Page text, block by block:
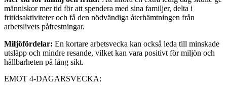
människor mer tid för att spendera med sina familjer, delta i
fritidsaktiviteter och få den nödvändiga återhämtningen från
arbetslivets påfrestningar.
Miljöfördelar: En kortare arbetsvecka kan också leda till minskade
utsläpp och mindre resande, vilket kan vara positivt för miljön och
hållbarheten på lång sikt.
EMOT 4-DAGARSVECKA: